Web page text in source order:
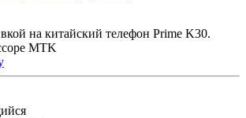
на китайский телефон Prime K30.
MTK